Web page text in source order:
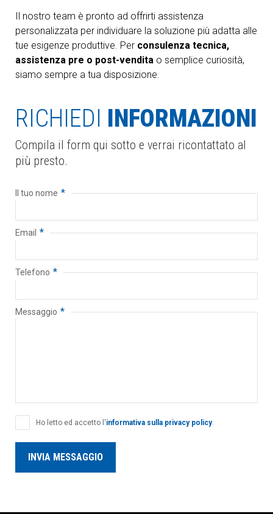
Il nostro team è pronto ad offrirti assistenza
personalizzata per individuare la soluzione più adatta alle
tue esigenze produttive. Per consulenza tecnica,
assistenza pre o post-vendita o semplice curiosità,
siamo sempre a tua disposizione.
RICHIEDI INFORMAZIONI
Compila il form qui sotto e verrai ricontattato al
più presto.
Il tuo nome *
Email *
Telefono *
Messaggio *
Ho letto ed accetto l'informativa sulla privacy policy.